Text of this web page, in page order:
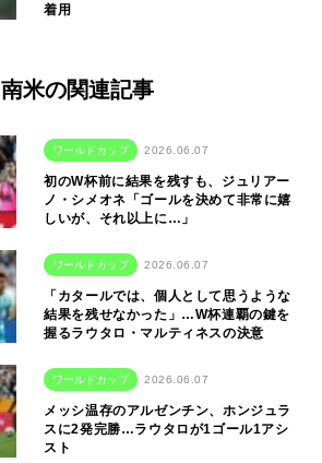
着用
南米の関連記事
ワールドカップ 2026.06.07
初のW杯前に結果を残すも、ジュリアー
ノ・シメオネ「ゴールを決めて非常に嬉
しいが、それ以上に…」
ワールドカップ 2026.06.07
「カタールでは、個人として思うような
結果を残せなかった」…W杯連覇の鍵を
握るラウタロ・マルティネスの決意
ワールドカップ 2026.06.07
メッシ温存のアルゼンチン、ホンジュラ
スに2発完勝…ラウタロが1ゴール1アシ
スト